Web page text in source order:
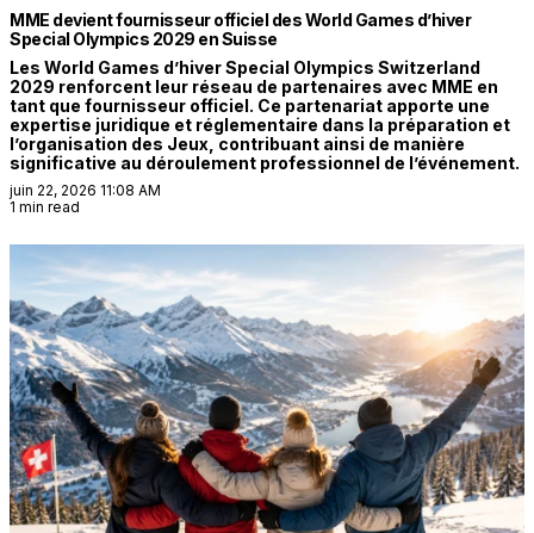
MME devient fournisseur officiel des World Games d’hiver
Special Olympics 2029 en Suisse
Les World Games d’hiver Special Olympics Switzerland
2029 renforcent leur réseau de partenaires avec MME en
tant que fournisseur officiel. Ce partenariat apporte une
expertise juridique et réglementaire dans la préparation et
l’organisation des Jeux, contribuant ainsi de manière
significative au déroulement professionnel de l’événement.
juin 22, 2026 11:08 AM
1 min read